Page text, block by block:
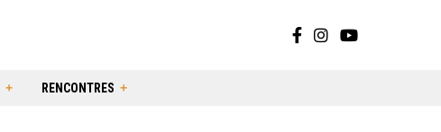
RENCONTRES